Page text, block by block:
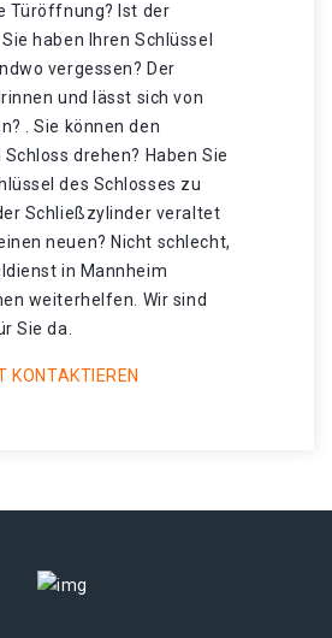
Türöffnung? Ist der
haben Ihren Schlüssel
vergessen? Der
und lässt sich von
. Sie können den
drehen? Haben Sie
des Schlosses zu
Schließzylinder veraltet
neuen? Nicht schlecht,
in Mannheim
weiterhelfen. Wir sind
Sie da.
KONTAKTIEREN